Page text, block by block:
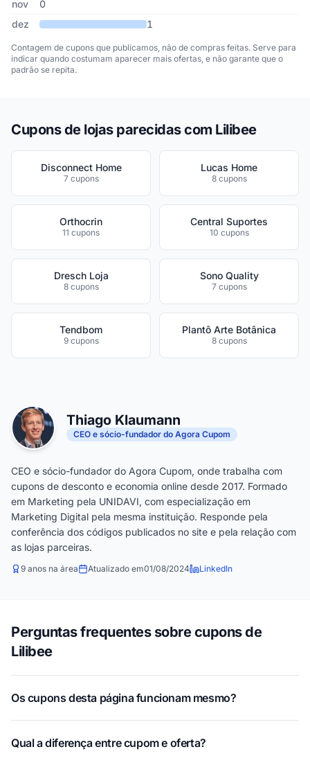
nov
0
dez
1
Contagem de cupons que publicamos, não de compras feitas. Serve para
indicar quando costumam aparecer mais ofertas, e não garante que o
padrão se repita.
Cupons de lojas parecidas com Lilibee
Disconnect Home
7 cupons
Lucas Home
8 cupons
Orthocrin
11 cupons
Central Suportes
10 cupons
Dresch Loja
8 cupons
Sono Quality
7 cupons
Tendbom
9 cupons
Plantô Arte Botânica
8 cupons
Thiago Klaumann
CEO e sócio-fundador do Agora Cupom
CEO e sócio-fundador do Agora Cupom, onde trabalha com
cupons de desconto e economia online desde 2017. Formado
em Marketing pela UNIDAVI, com especialização em
Marketing Digital pela mesma instituição. Responde pela
conferência dos códigos publicados no site e pela relação com
as lojas parceiras.
9 anos na área Atualizado em01/08/2024 LinkedIn
Perguntas frequentes sobre cupons de
Lilibee
Os cupons desta página funcionam mesmo?
Qual a diferença entre cupom e oferta?